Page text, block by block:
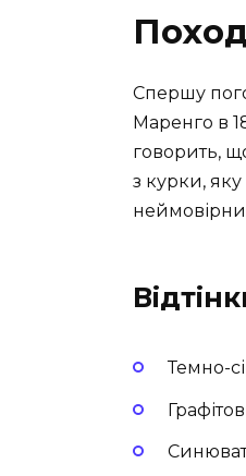
Спершу
Маренго в
говорить,
з курки,
Темно-